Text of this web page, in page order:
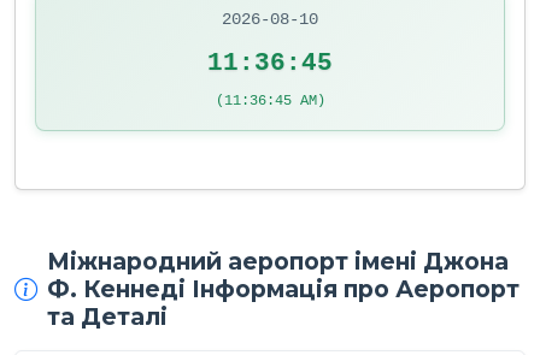
2026-08-10
11:36:45
(11:36:45 AM)
Міжнародний аеропорт імені Джона
Ф. Кеннеді Інформація про Аеропорт
та Деталі